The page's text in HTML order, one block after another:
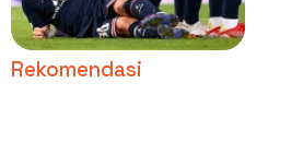
Rekomendasi